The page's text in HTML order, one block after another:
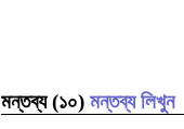
মন্তব্য (১০) মন্তব্য লিখুন